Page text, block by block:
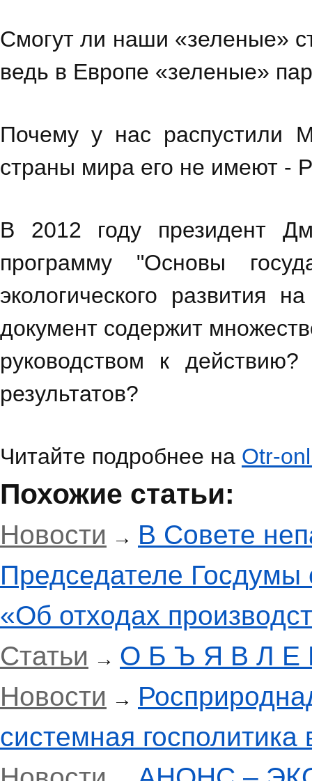
Смогут ли наши «зеленые»
ведь в Европе «зеленые»
Почему у нас распустили
страны мира его не имеют -
В 2012 году президент
программу "Основы
экологического развития
документ содержит
руководством к
результатов?
Читайте подробнее на Otr-
Похожие статьи:
Новости → В Совете
Председателе Госдумы
«Об отходах
Статьи → О Б Ъ Я В Л Е
Новости →
системная госполитика